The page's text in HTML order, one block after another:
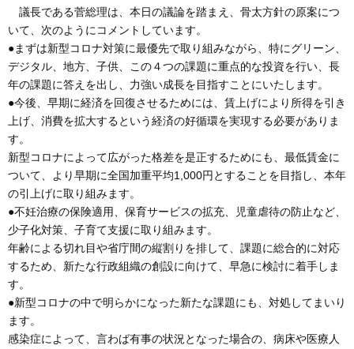
議長である菅総理は、本日の議論を踏まえ、骨太方針の原案につ
いて、次のようにコメントしています。
●まずは新型コロナ対策に最優先で取り組みながら、特にグリーン、
デジタル、地方、子供、この４つの課題に重点的な投資を行い、長
年の課題に答えを出し、力強い成長を目指すことにいたします。
●今後、早期に経済を回復させるためには、賃上げにより所得を引き
上げ、消費を拡大するという経済の好循環を実現する必要がありま
す。
新型コロナによって広がった格差を是正するためにも、最低賃金に
ついて、より早期に全国加重平均1,000円とすることを目指し、本年
の引上げに取り組みます。
●不妊治療の保険適用、保育サービスの拡充、児童虐待の防止など、
少子化対策、子育て支援に取り組みます。
年齢による切れ目や省庁間の縦割りを排して、課題に総合的に対応
するため、新たな行政組織の創設に向けて、早急に検討に着手しま
す。
●新型コロナの中で明らかになった新たな課題にも、対処してまいり
ます。
感染症によって、言わば有事の状況となった場合の、病床や医療人